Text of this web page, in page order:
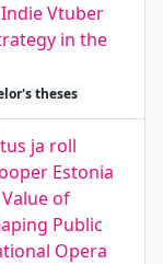
Vtuber
in the
theses
ja roll
Estonia
of
Public
Opera